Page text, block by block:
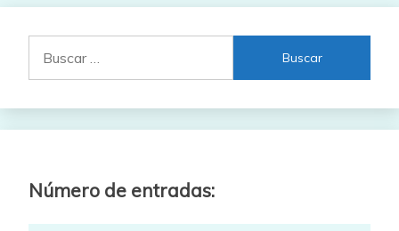
Número de entradas: